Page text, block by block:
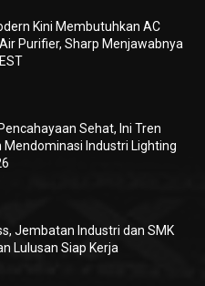
Kini Membutuhkan AC
Purifier, Sharp Menjawabnya
Sehat, Ini Tren
Mendominasi Industri Lighting
Jembatan Industri dan SMK
Lulusan Siap Kerja